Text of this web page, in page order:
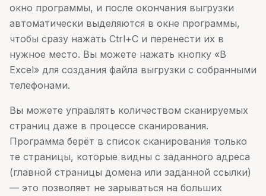
окно программы, и после окончания выгрузки
автоматически выделяются в окне программы,
чтобы сразу нажать Ctrl+C и перенести их в
нужное место. Вы можете нажать кнопку «В
Excel» для создания файла выгрузки с собранными
телефонами.
Вы можете управлять количеством сканируемых
страниц даже в процессе сканирования.
Программа берёт в список сканирования только
те страницы, которые видны с заданного адреса
(главной страницы домена или заданной ссылки)
— это позволяет не зарываться на больших